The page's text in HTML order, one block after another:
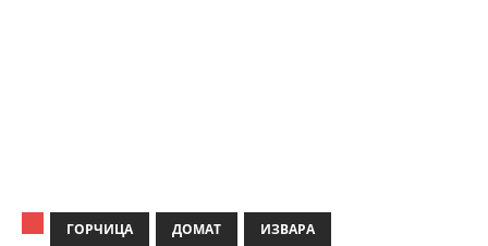
ГОРЧИЦА ДОМАТ ИЗВАРА